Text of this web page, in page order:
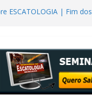
ESCATOLOGIA | Fim dos
6?
o livro que a Igreja
Lázaro